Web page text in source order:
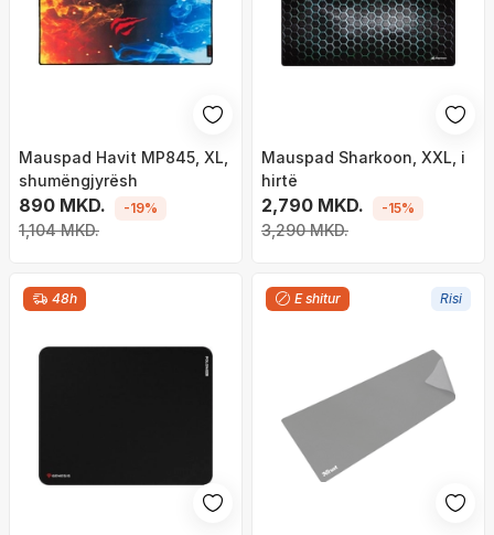
Mauspad Havit MP845, XL,
shumëngjyrësh
890 MKD.
1,104 MKD.
-19%
Mauspad Sharkoon, XXL, i
hirtë
2,790 MKD.
3,290 MKD.
-15%
48h E shitur Risi